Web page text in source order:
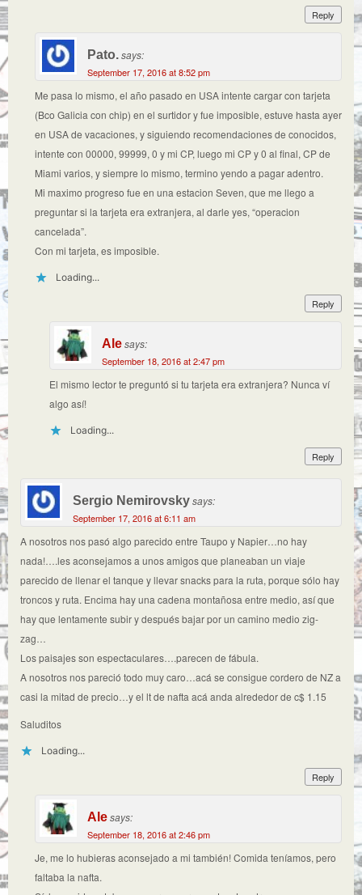
Reply
Pato.says:
September 17, 2016 at 8:52 pm
Me pasa lo mismo, el año pasado en USA intente cargar con tarjeta
(Bco Galicia con chip) en el surtidor y fue imposible, estuve hasta ayer
en USA de vacaciones, y siguiendo recomendaciones de conocidos,
intente con 00000, 99999, 0 y mi CP, luego mi CP y 0 al final, CP de
Miami varios, y siempre lo mismo, termino yendo a pagar adentro.
Mi maximo progreso fue en una estacion Seven, que me llego a
preguntar si la tarjeta era extranjera, al darle yes, “operacion
cancelada”.
Con mi tarjeta, es imposible.
Loading...
Reply
Alesays:
September 18, 2016 at 2:47 pm
El mismo lector te preguntó si tu tarjeta era extranjera? Nunca ví
algo así!
Loading...
Reply
Sergio Nemirovskysays:
September 17, 2016 at 6:11 am
A nosotros nos pasó algo parecido entre Taupo y Napier…no hay
nada!….les aconsejamos a unos amigos que planeaban un viaje
parecido de llenar el tanque y llevar snacks para la ruta, porque sólo hay
troncos y ruta. Encima hay una cadena montañosa entre medio, así que
hay que lentamente subir y después bajar por un camino medio zig-
zag…
Los paisajes son espectaculares….parecen de fábula.
A nosotros nos pareció todo muy caro…acá se consigue cordero de NZ a
casi la mitad de precio…y el lt de nafta acá anda alrededor de c$ 1.15
Saluditos
Loading...
Reply
Alesays:
September 18, 2016 at 2:46 pm
Je, me lo hubieras aconsejado a mi también! Comida teníamos, pero
faltaba la nafta.